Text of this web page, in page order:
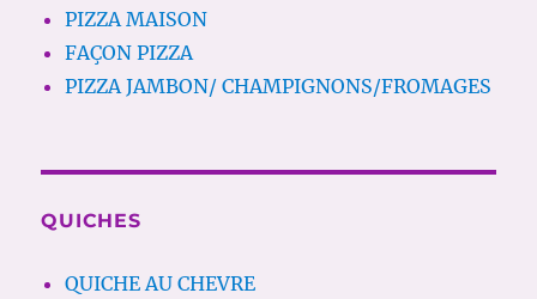
PIZZA MAISON
FAÇON PIZZA
PIZZA JAMBON/ CHAMPIGNONS/FROMAGES
QUICHES
QUICHE AU CHEVRE